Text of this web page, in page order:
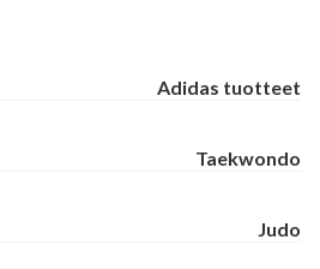
Adidas tuotteet
Taekwondo
Judo